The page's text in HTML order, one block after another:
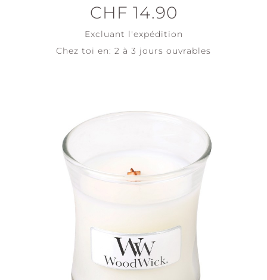
CHF 14.90
Excluant l'expédition
Chez toi en: 2 à 3 jours ouvrables